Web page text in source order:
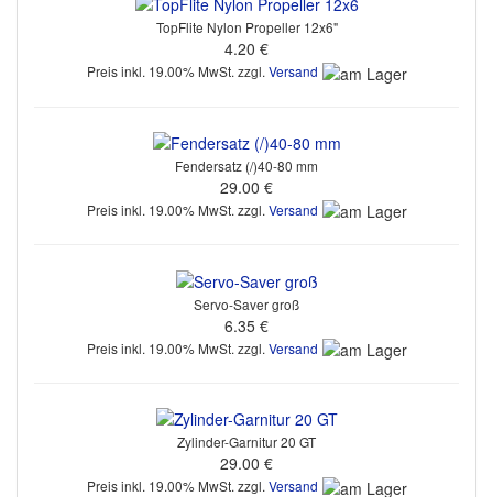
TopFlite Nylon Propeller 12x6"
4.20 €
Preis inkl. 19.00% MwSt. zzgl. Versand
Fendersatz (/)40-80 mm
29.00 €
Preis inkl. 19.00% MwSt. zzgl. Versand
Servo-Saver groß
6.35 €
Preis inkl. 19.00% MwSt. zzgl. Versand
Zylinder-Garnitur 20 GT
29.00 €
Preis inkl. 19.00% MwSt. zzgl. Versand